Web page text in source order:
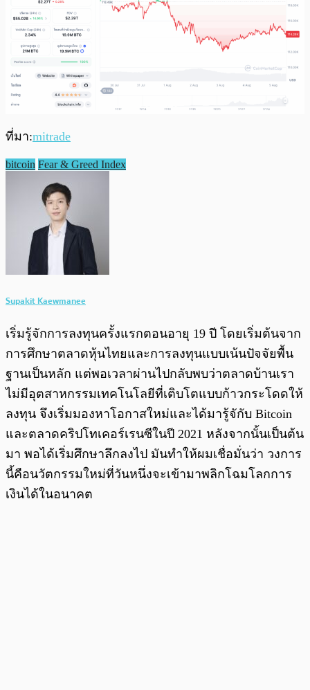
ที่มา:mitrade
bitcoin Fear & Greed Index
Supakit Kaewmanee
เริ่มรู้จักการลงทุนครั้งแรกตอนอายุ 19 ปี โดยเริ่มต้นจาก
การศึกษาตลาดหุ้นไทยและการลงทุนแบบเน้นปัจจัยพื้น
ฐานเป็นหลัก แต่พอเวลาผ่านไปกลับพบว่าตลาดบ้านเรา
ไม่มีอุตสาหกรรมเทคโนโลยีที่เติบโตแบบก้าวกระโดดให้
ลงทุน จึงเริ่มมองหาโอกาสใหม่และได้มารู้จักับ Bitcoin
และตลาดคริปโทเคอร์เรนซีในปี 2021 หลังจากนั้นเป็นต้น
มา พอได้เริ่มศึกษาลึกลงไป มันทำให้ผมเชื่อมั่นว่า วงการ
นี้คือนวัตกรรมใหม่ที่วันหนึ่งจะเข้ามาพลิกโฉมโลกการ
เงินได้ในอนาคต